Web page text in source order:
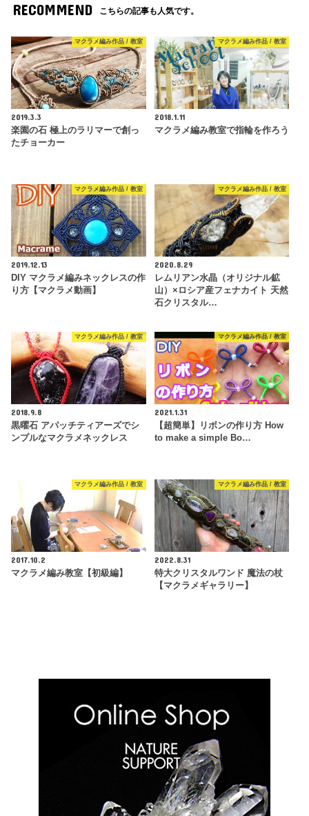
RECOMMEND こちらの記事も人気です。
マクラメ編み作品 / 教室
2019.3.3
楽園の石 極上のラリマーで創っ
たチョーカー
マクラメ編み作品 / 教室
2018.1.11
マクラメ編み教室で指輪を作ろう
マクラメ編み作品 / 教室
2019.12.13
DIY マクラメ編みネックレスの作
り方【マクラメ動画】
マクラメ編み作品 / 教室
2020.8.29
レムリアン水晶（オリジナル鉱
山）×ロシア産フェナカイト 天然
石クリスタル…
マクラメ編み作品 / 教室
2018.9.8
黒曜石 アパッチティアーズでシ
ンプルなマクラメネックレス
マクラメ編み作品 / 教室
2021.1.31
【超簡単】リボンの作り方 How
to make a simple Bo…
マクラメ編み作品 / 教室
2017.10.2
マクラメ編み教室【初級編】
マクラメ編み作品 / 教室
2022.8.31
特大クリスタルワンド 魔法の杖
【マクラメギャラリー】